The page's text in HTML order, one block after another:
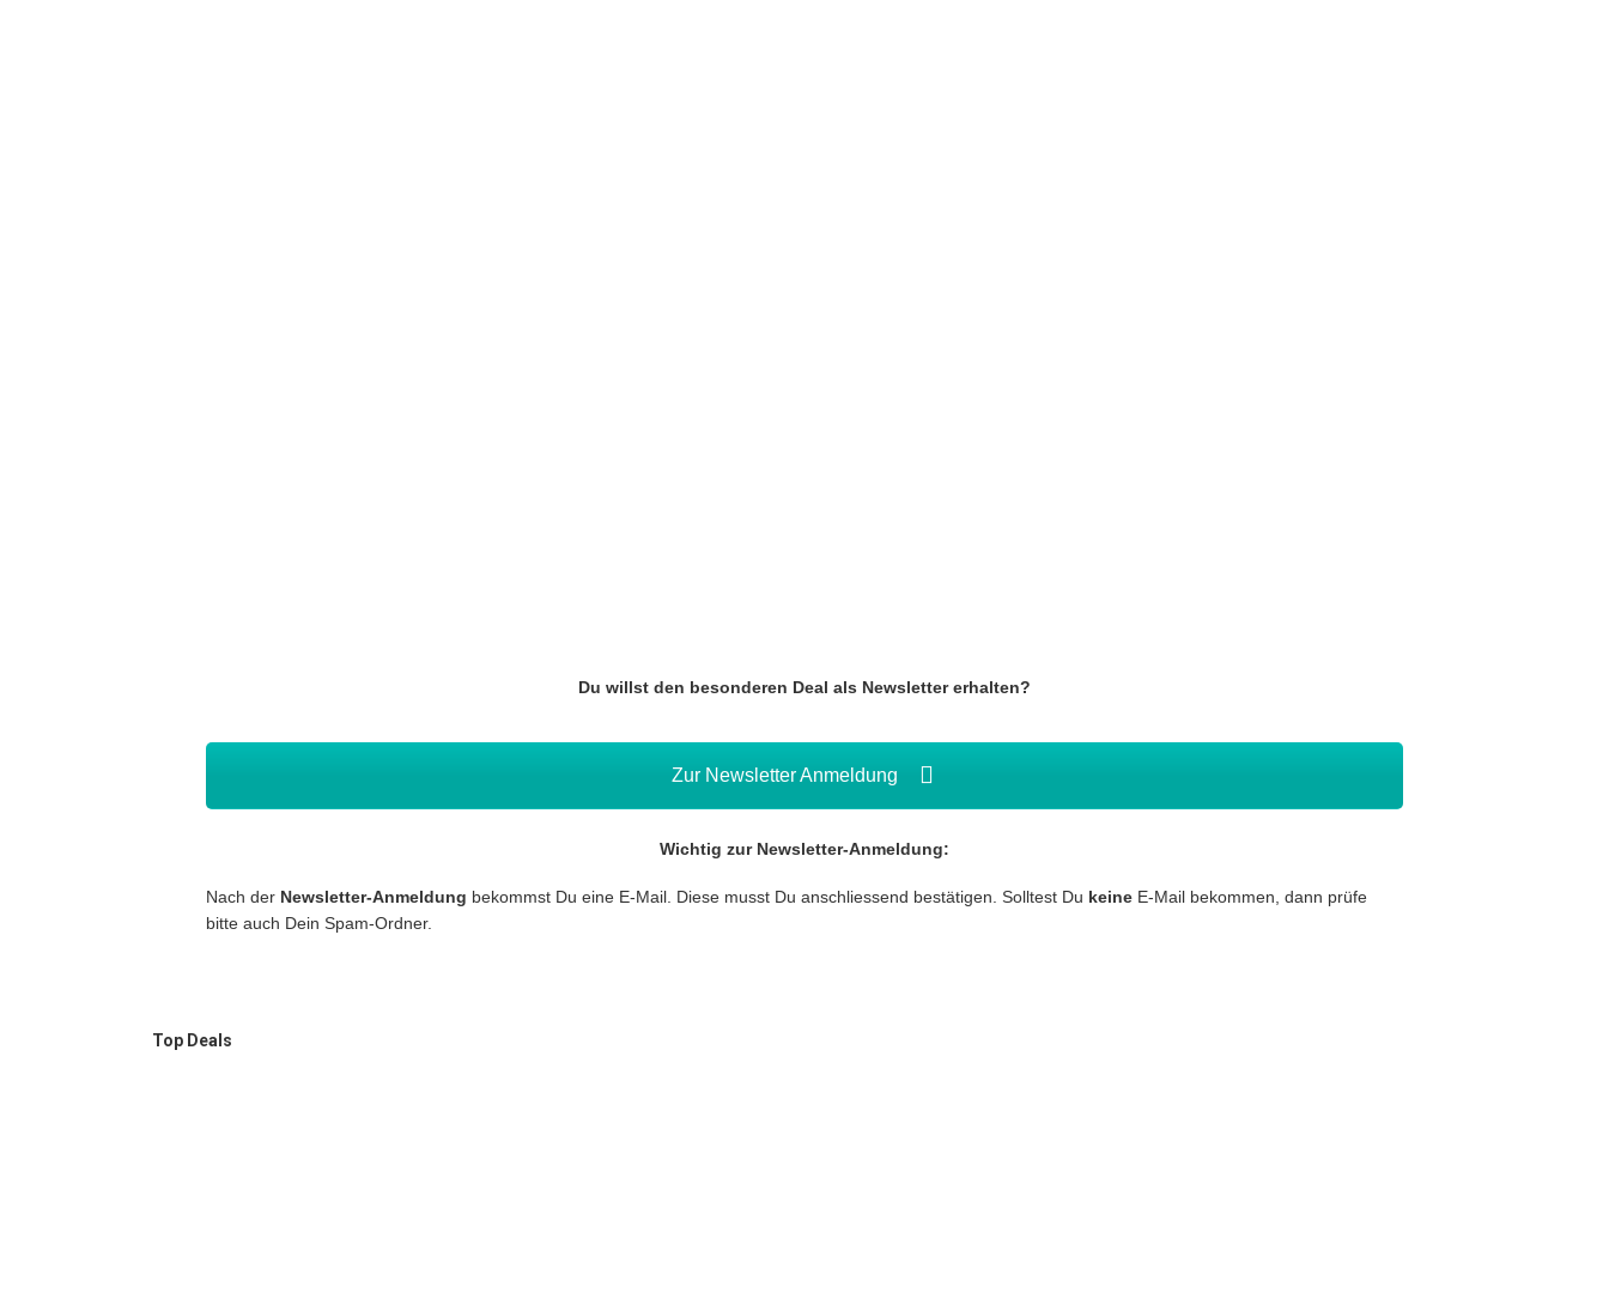
Du willst den besonderen Deal als Newsletter erhalten?
Zur Newsletter Anmeldung
Wichtig zur Newsletter-Anmeldung:
Nach der Newsletter-Anmeldung bekommst Du eine E-Mail. Diese musst Du anschliessend bestätigen. Solltest Du keine E-Mail bekommen, dann prüfe
bitte auch Dein Spam-Ordner.
Top Deals